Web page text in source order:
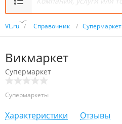
VL.ru / Справочник / Супермаркет
Викмаркет
Супермаркет
Супермаркеты
Характеристики Отзывы